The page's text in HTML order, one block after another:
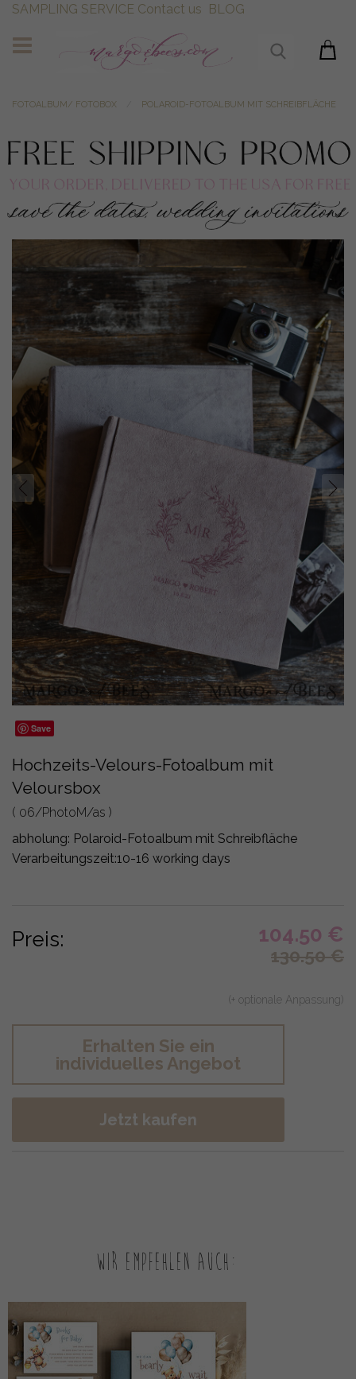
SAMPLING SERVICE Contact us BLOG
FOTOALBUM/ FOTOBOX POLAROID-FOTOALBUM MIT SCHREIBFLÄCHE
prev next
Save
Hochzeits-Velours-Fotoalbum mit
Veloursbox
( 06/PhotoM/as )
abholung: Polaroid-Fotoalbum mit Schreibfläche
Verarbeitungszeit:10-16 working days
Preis: 104.50 €
130.50€
(+ optionale Anpassung)
Erhalten Sie ein
individuelles Angebot
Jetzt kaufen
Wir empfehlen auch: